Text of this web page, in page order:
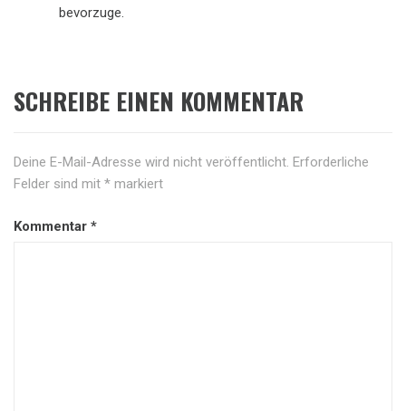
bevorzuge.
SCHREIBE EINEN KOMMENTAR
Deine E-Mail-Adresse wird nicht veröffentlicht. Erforderliche
Felder sind mit * markiert
Kommentar *